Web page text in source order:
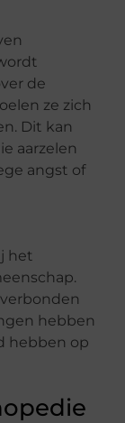
de
ze zich
Dit kan
aarzelen
angst of
het
hebben
hebben op